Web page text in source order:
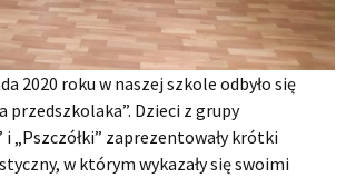
2020 roku w naszej szkole odbyło się
przedszkolaka”. Dzieci z grupy
i „Pszczółki” zaprezentowały krótki
w którym wykazały się swoimi